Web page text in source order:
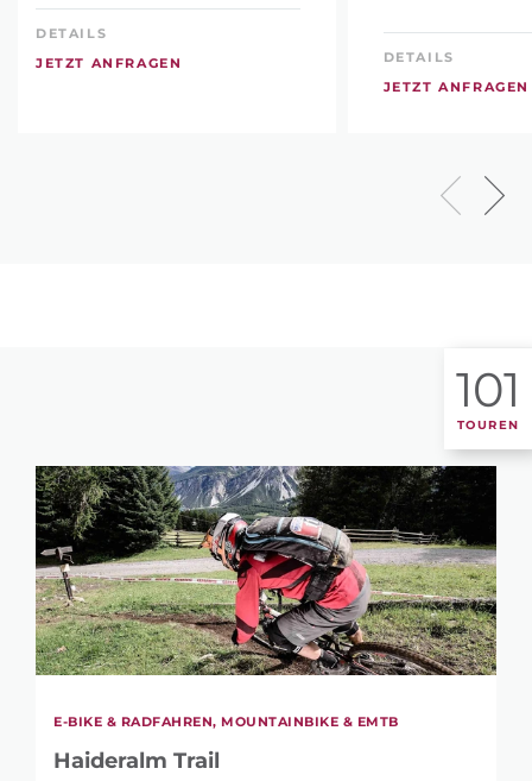
DETAILS
JETZT ANFRAGEN
DETAILS
JETZT ANFRAGEN
101
TOUREN
E-BIKE & RADFAHREN, MOUNTAINBIKE & EMTB
Haideralm Trail